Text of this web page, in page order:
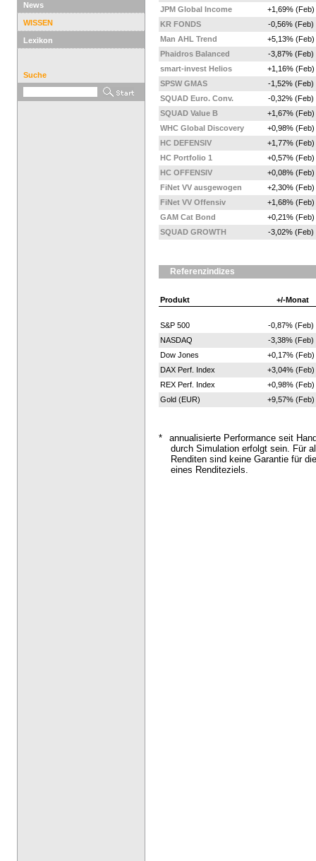
News
WISSEN
Lexikon
Suche
JPM Global Income
+1,69% (Feb)
KR FONDS
-0,56% (Feb)
Man AHL Trend
+5,13% (Feb)
Phaidros Balanced
-3,87% (Feb)
smart-invest Helios
+1,16% (Feb)
SPSW GMAS
-1,52% (Feb)
SQUAD Euro. Conv.
-0,32% (Feb)
SQUAD Value B
+1,67% (Feb)
WHC Global Discovery
+0,98% (Feb)
HC DEFENSIV
+1,77% (Feb)
HC Portfolio 1
+0,57% (Feb)
HC OFFENSIV
+0,08% (Feb)
FiNet VV ausgewogen
+2,30% (Feb)
FiNet VV Offensiv
+1,68% (Feb)
GAM Cat Bond
+0,21% (Feb)
SQUAD GROWTH
-3,02% (Feb)
Referenzindizes
Produkt +/-Monat
S&P 500
-0,87% (Feb)
NASDAQ
-3,38% (Feb)
Dow Jones
+0,17% (Feb)
DAX Perf. Index
+3,04% (Feb)
REX Perf. Index
+0,98% (Feb)
Gold (EUR)
+9,57% (Feb)
*
annualisierte Performance seit
durch Simulation erfolgt sein. Für
Renditen sind keine Garantie für
eines Renditeziels.